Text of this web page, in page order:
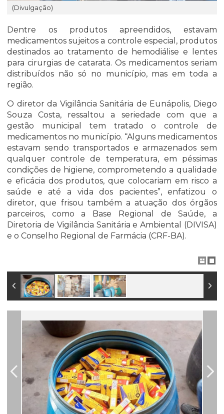
(Divulgação)
Dentre os produtos apreendidos, estavam
medicamentos sujeitos a controle especial, produtos
destinados ao tratamento de hemodiálise e lentes
para cirurgias de catarata. Os medicamentos seriam
distribuídos não só no município, mas em toda a
região.
O diretor da Vigilância Sanitária de Eunápolis, Diego
Souza Costa, ressaltou a seriedade com que a
gestão municipal tem tratado o controle de
medicamentos no município. “Alguns medicamentos
estavam sendo transportados e armazenados sem
qualquer controle de temperatura, em péssimas
condições de higiene, comprometendo a qualidade
e eficácia dos produtos, que colocariam em risco a
saúde e até a vida dos pacientes”, enfatizou o
diretor, que frisou também a atuação dos órgãos
parceiros, como a Base Regional de Saúde, a
Diretoria de Vigilância Sanitária e Ambiental (DIVISA)
e o Conselho Regional de Farmácia (CRF-BA).